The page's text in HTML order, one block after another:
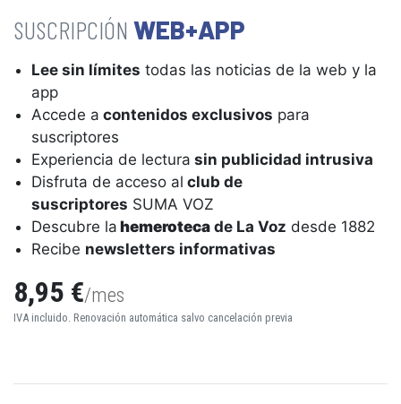
WEB+APP
Lee sin límites todas las noticias de la web y la
app
Accede a contenidos exclusivos para
suscriptores
Experiencia de lectura sin publicidad intrusiva
Disfruta de acceso al club de
suscriptores SUMA VOZ
Descubre la hemeroteca de La Voz desde 1882
Recibe newsletters informativas
8,95 €/mes
IVA incluido. Renovación automática salvo cancelación previa